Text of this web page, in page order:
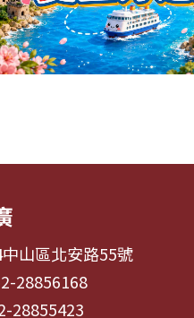
山區北安路55號
28856168
28855423